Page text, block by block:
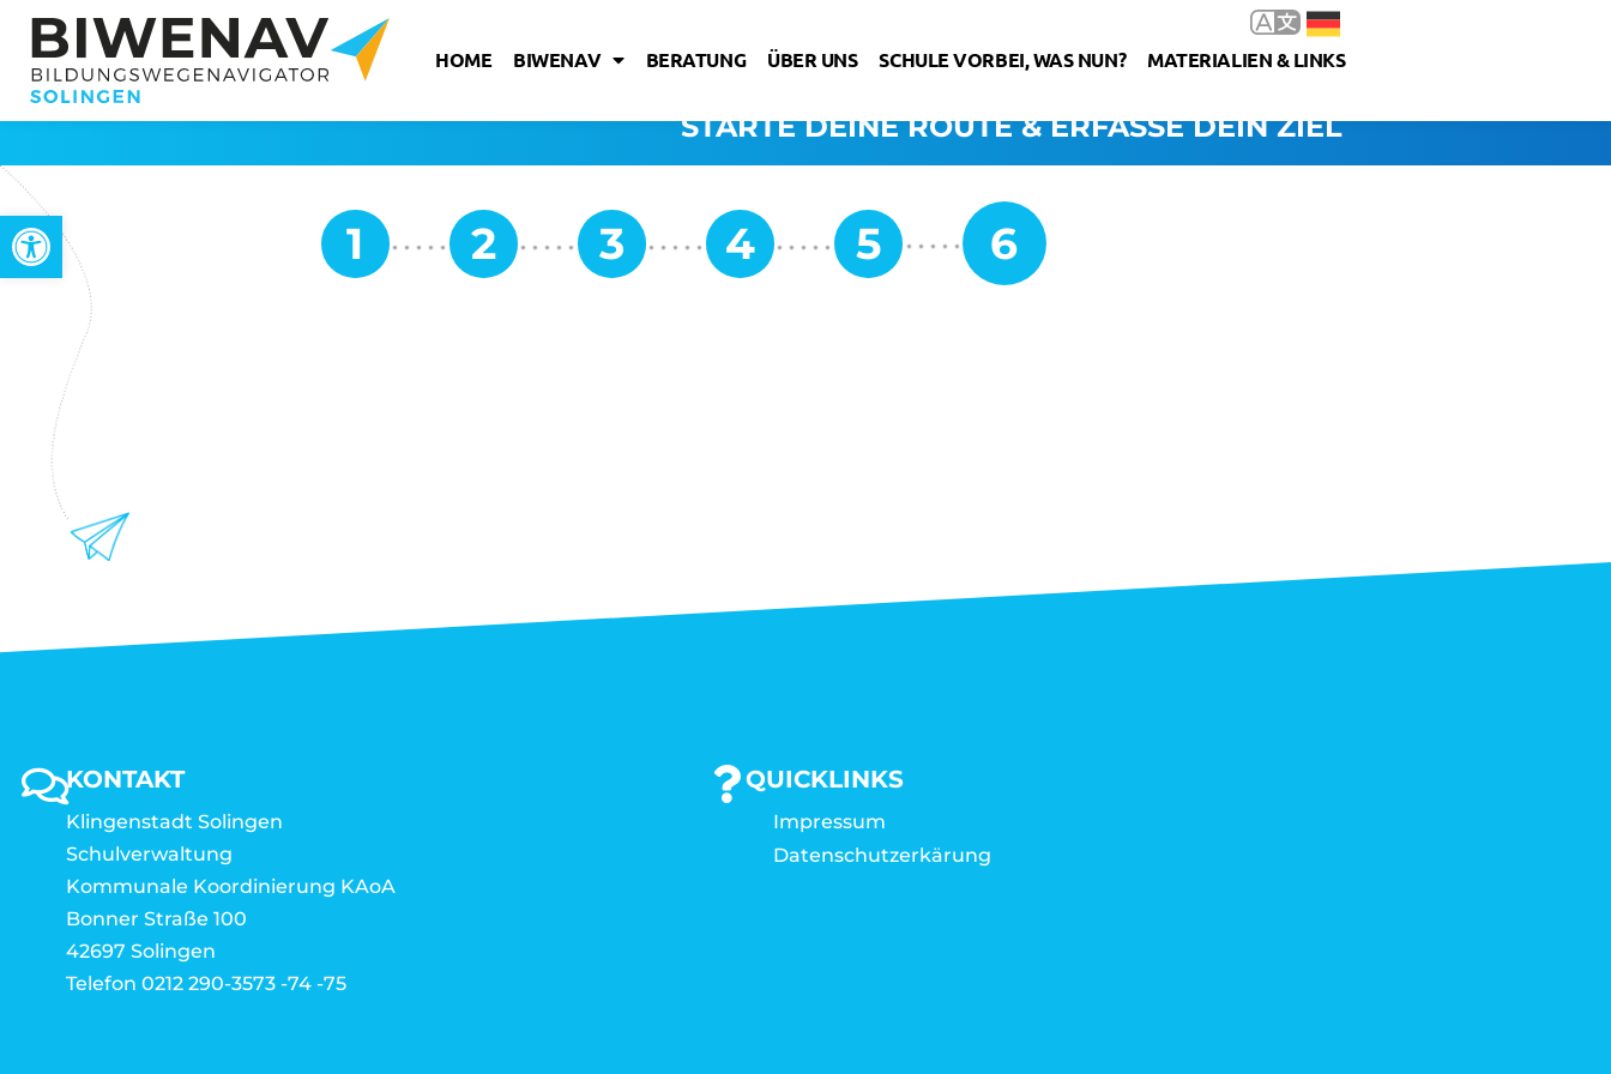
Werkzeugleiste öffnen
HOME BIWENAV BERATUNG ÜBER UNS SCHULE VORBEI, WAS NUN? MATERIALIEN & LINKS
STARTE DEINE ROUTE & ERFASSE DEIN ZIEL
KONTAKT
Klingenstadt Solingen
Schulverwaltung
Kommunale Koordinierung KAoA
Bonner Straße 100
42697 Solingen
Telefon 0212 290-3573 -74 -75
QUICKLINKS
Impressum
Datenschutzerkärung